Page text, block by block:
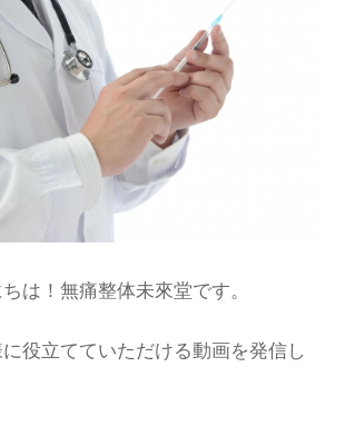
は！無痛整体未來堂です。
役立てていただける動画を発信し